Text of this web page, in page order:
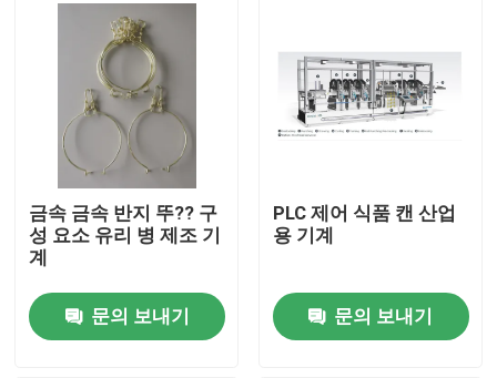
금속 금속 반지 뚜?? 구
성 요소 유리 병 제조 기
계
문의 보내기
PLC 제어 식품 캔 산업
용 기계
문의 보내기